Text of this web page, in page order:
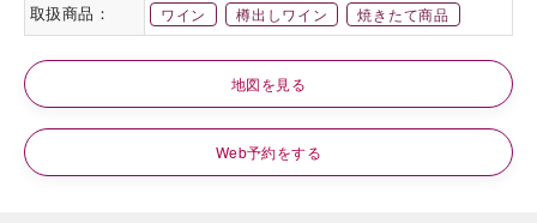
取扱商品：
ワイン 樽出しワイン 焼きたて商品
地図を見る
Web予約をする